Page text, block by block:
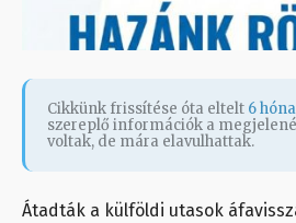
Cikkünk frissítése óta eltelt 6
szereplő információk a
voltak, de mára elavulhattak.
Átadták a külföldi utasok